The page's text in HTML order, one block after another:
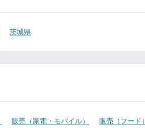
茨城県
販売（家電・モバイル） 販売（フード）